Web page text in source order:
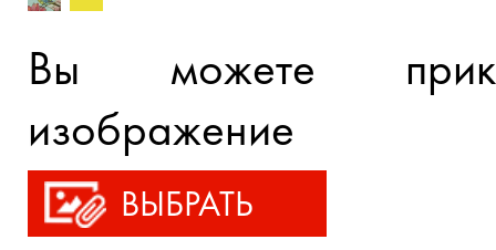
Вы можете
изображение
ВЫБРАТЬ